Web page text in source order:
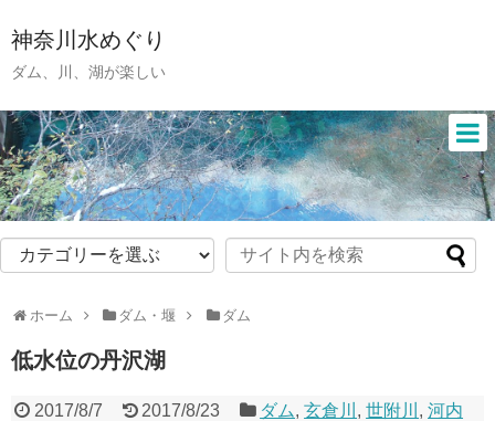
神奈川水めぐり
ダム、川、湖が楽しい
ホーム ダム・堰 ダム
低水位の丹沢湖
2017/8/7 2017/8/23 ダム,玄倉川 ,世附川 ,河内